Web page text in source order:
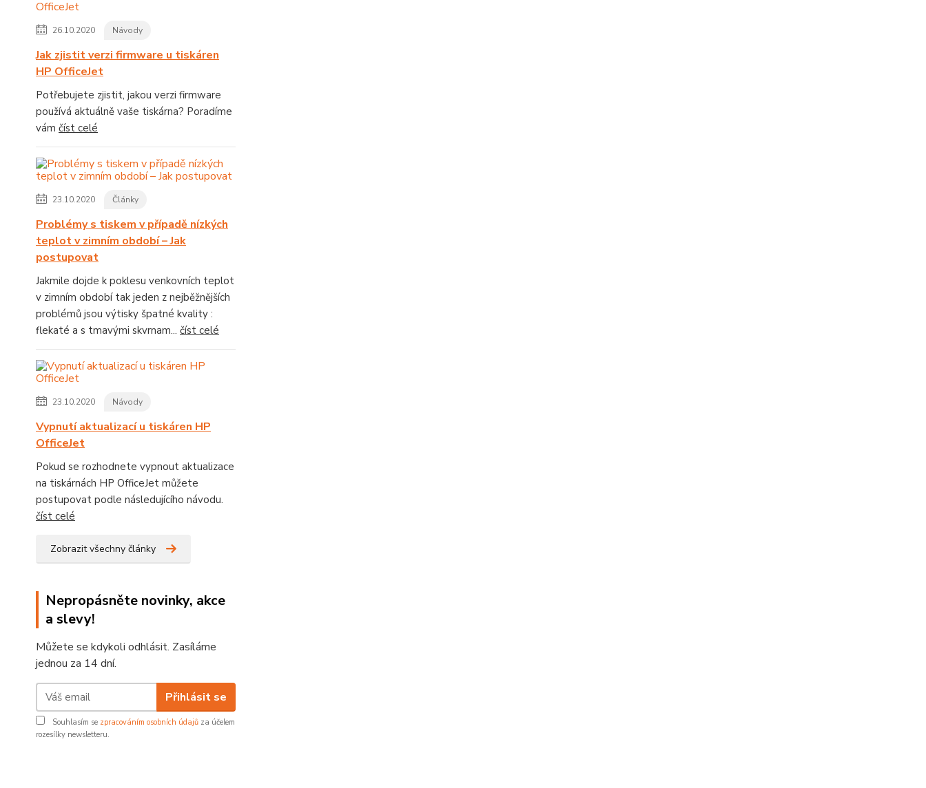
26.10.2020 Návody
Jak zjistit verzi firmware u tiskáren
HP OfficeJet
Potřebujete zjistit, jakou verzi firmware
používá aktuálně vaše tiskárna? Poradíme
vám číst celé
23.10.2020 Články
Problémy s tiskem v případě nízkých
teplot v zimním období – Jak
postupovat
Jakmile dojde k poklesu venkovních teplot
v zimním období tak jeden z nejběžnějších
problémů jsou výtisky špatné kvality :
flekaté a s tmavými skvrnam... číst celé
23.10.2020 Návody
Vypnutí aktualizací u tiskáren HP
OfficeJet
Pokud se rozhodnete vypnout aktualizace
na tiskárnách HP OfficeJet můžete
postupovat podle následujícího návodu.
číst celé
Zobrazit všechny články
Nepropásněte novinky, akce
a slevy!
Můžete se kdykoli odhlásit. Zasíláme
jednou za 14 dní.
Přihlásit se
Souhlasím se zpracováním osobních údajů za účelem
rozesílky newsletteru.